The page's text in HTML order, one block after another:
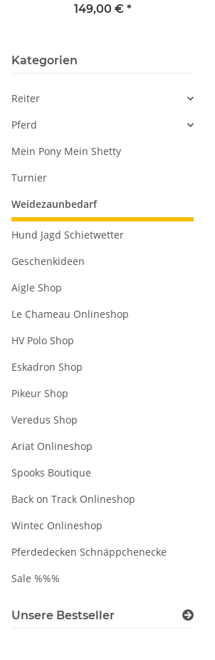
149,00 € *
Kategorien
Reiter
Pferd
Mein Pony Mein Shetty
Turnier
Weidezaunbedarf
Hund Jagd Schietwetter
Geschenkideen
Aigle Shop
Le Chameau Onlineshop
HV Polo Shop
Eskadron Shop
Pikeur Shop
Veredus Shop
Ariat Onlineshop
Spooks Boutique
Back on Track Onlineshop
Wintec Onlineshop
Pferdedecken Schnäppchenecke
Sale %%%
Unsere Bestseller